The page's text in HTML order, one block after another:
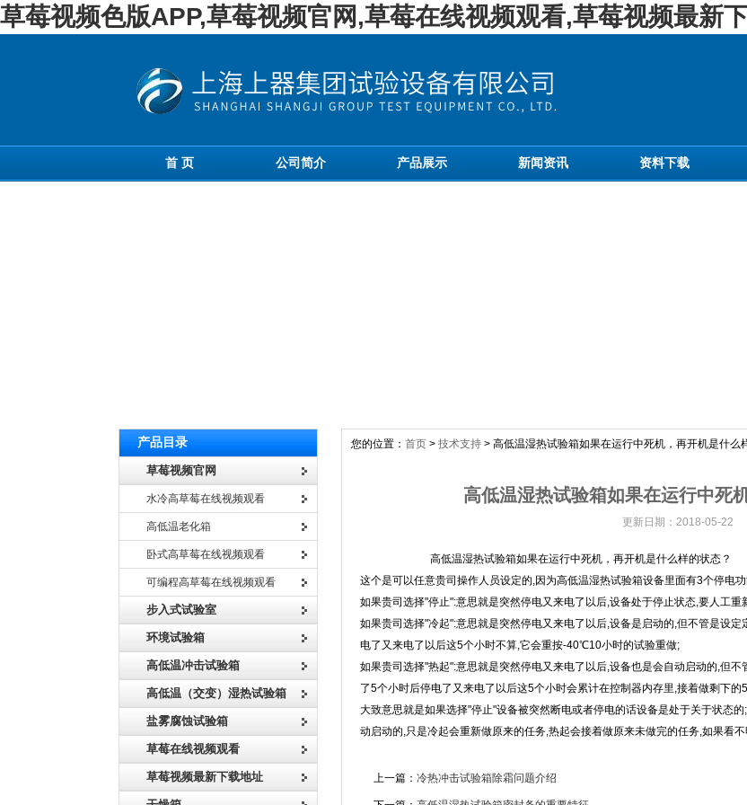
草莓视频色版APP,草莓视频官网,草莓在线视频观看,草莓视频最新
首 页 公司简介 产品展示 新闻资讯 资料下载
产品目录
草莓视频官网
水冷高草莓在线视频观看
高低温老化箱
卧式高草莓在线视频观看
可编程高草莓在线视频观看
步入式试验室
环境试验箱
高低温冲击试验箱
高低温（交变）湿热试验箱
盐雾腐蚀试验箱
草莓在线视频观看
草莓视频最新下载地址
您的位置： 首页 > 技术支持 > 高低温湿热试验箱如果在运行中死机，再开机是什么样的
高低温湿热试验箱如果在运行中死机
更新日期：2018-05-22
高低温湿热试验箱如果在运行中死机，再开机是什么样的状态？
这个是可以任意贵司操作人员设定的,因为高低温湿热试验箱设备里面有3个停电
如果贵司选择"停止":意思就是突然停电又来电了以后,设备处于停止状态,要人工
如果贵司选择"冷起":意思就是突然停电又来电了以后,设备是启动的,但不管是设
电了又来电了以后这5个小时不算,它会重按-40℃10小时的试验重做;
如果贵司选择"热起":意思就是突然停电又来电了以后,设备也是会自动启动的,但
了5个小时后停电了又来电了以后这5个小时会累计在控制器内存里,接着做剩下
大致意思就是如果选择"停止"设备被突然断电或者停电的话设备是处于关于状态
动启动的,只是冷起会重新做原来的任务,热起会接着做原来未做完的任务,如果
上一篇： 冷热冲击试验箱除霜问题介绍